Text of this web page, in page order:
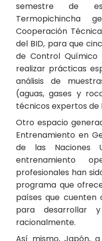
semestre de
Termopichincha
Cooperación
del BID, para que
de Control Químico
realizar prácticas
análisis de
(aguas, gases y
técnicos expertos de
Otro espacio
Entrenamiento en
de las Naciones
entrenamiento
profesionales han
programa que
países que cuenten
para desarrollar
racionalmente.